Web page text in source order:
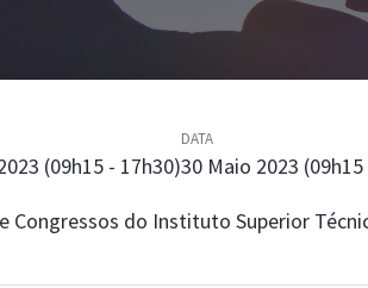
(09h15 - 17h30)
DATA
30 Maio 2023
Congressos do Instituto Superior
Atividade Cultural
pelos Núcleos